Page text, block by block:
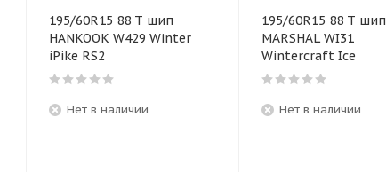
195/60R15 88 T шип
HANKOOK W429 Winter
iPike RS2
Нет в наличии
195/60R15 88 T шип
MARSHAL WI31
Wintercraft Ice
Нет в наличии